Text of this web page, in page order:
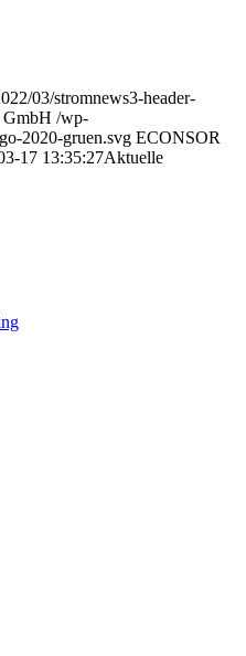
03/stromnews3-header-
/wp-
2020-gruen.svg ECONSOR
17 13:35:27Aktuelle